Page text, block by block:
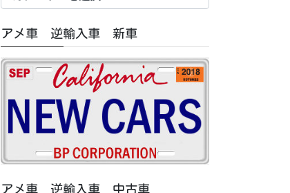
車
古
車/
特
リ
アメ車 逆輸入車 新車
アメ車 逆輸入車 中古車